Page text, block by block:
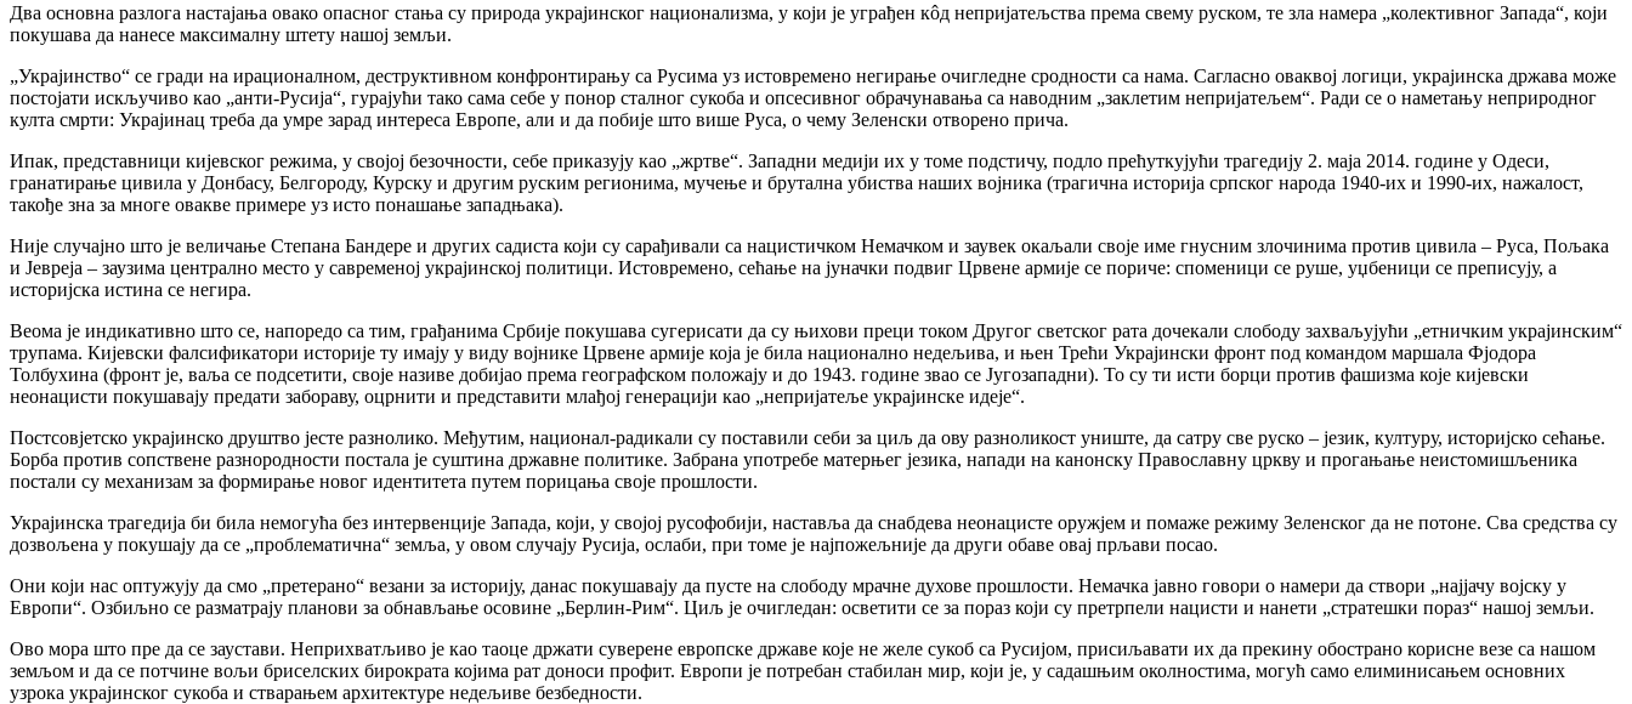
Два основна разлога настајања овако опасног стања су природа украјинског национализма, у који је уграђен кôд непријатељства према свему руском, те зла намера „колективног Запада“, који
покушава да нанесе максималну штету нашој земљи.
„Украјинство“ се гради на ирационалном, деструктивном конфронтирању са Русима уз истовремено негирање очигледне сродности са нама. Сагласно оваквој логици, украјинска држава може
постојати искључиво као „анти-Русија“, гурајући тако сама себе у понор сталног сукоба и опсесивног обрачунавања са наводним „заклетим непријатељем“. Ради се о наметању неприродног
култа смрти: Украјинац треба да умре зарад интереса Европе, али и да побије што више Руса, о чему Зеленски отворено прича.
Ипак, представници кијевског режима, у својој безочности, себе приказују као „жртве“. Западни медији их у томе подстичу, подло прећуткујући трагедију 2. маја 2014. године у Одеси,
гранатирање цивила у Донбасу, Белгороду, Курску и другим руским регионима, мучење и брутална убиства наших војника (трагична историја српског народа 1940-их и 1990-их, нажалост,
такође зна за многе овакве примере уз исто понашање западњака).
Није случајно што је величање Степана Бандере и других садиста који су сарађивали са нацистичком Немачком и заувек окаљали своје име гнусним злочинима против цивила – Руса, Пољака
и Јевреја – заузима централно место у савременој украјинској политици. Истовремено, сећање на јуначки подвиг Црвене армије се пориче: споменици се руше, уџбеници се преписују, а
историјска истина се негира.
Веома је индикативно што се, напоредо са тим, грађанима Србије покушава сугерисати да су њихови преци током Другог светског рата дочекали слободу захваљујући „етничким украјинским“
трупама. Кијевски фалсификатори историје ту имају у виду војнике Црвене армије која је била национално недељива, и њен Трећи Украјински фронт под командом маршала Фјодора
Толбухина (фронт је, ваља се подсетити, своје називе добијао према географском положају и до 1943. године звао се Југозападни). То су ти исти борци против фашизма које кијевски
неонацисти покушавају предати забораву, оцрнити и представити млађој генерацији као „непријатеље украјинске идеје“.
Постсовјетско украјинско друштво јесте разнолико. Међутим, национал-радикали су поставили себи за циљ да ову разноликост униште, да сатру све руско – језик, културу, историјско сећање.
Борба против сопствене разнородности постала је суштина државне политике. Забрана употребе матерњег језика, напади на канонску Православну цркву и прогањање неистомишљеника
постали су механизам за формирање новог идентитета путем порицања своје прошлости.
Украјинска трагедија би била немогућа без интервенције Запада, који, у својој русофобији, наставља да снабдева неонацисте оружјем и помаже режиму Зеленског да не потоне. Сва средства су
дозвољена у покушају да се „проблематична“ земља, у овом случају Русија, ослаби, при томе је најпожељније да други обаве овај прљави посао.
Они који нас оптужују да смо „претерано“ везани за историју, данас покушавају да пусте на слободу мрачне духове прошлости. Немачка јавно говори о намери да створи „најјачу војску у
Европи“. Озбиљно се разматрају планови за обнављање осовине „Берлин-Рим“. Циљ је очигледан: осветити се за пораз који су претрпели нацисти и нанети „стратешки пораз“ нашој земљи.
Ово мора што пре да се заустави. Неприхватљиво је као таоце држати суверене европске државе које не желе сукоб са Русијом, присиљавати их да прекину обострано корисне везе са нашом
земљом и да се потчине вољи бриселских бирократа којима рат доноси профит. Европи је потребан стабилан мир, који је, у садашњим околностима, могућ само елиминисањем основних
узрока украјинског сукоба и стварањем архитектуре недељиве безбедности.